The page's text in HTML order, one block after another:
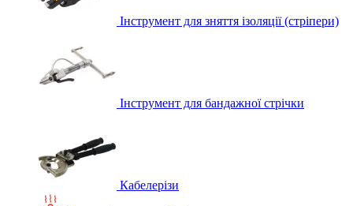
Інструмент для зняття ізоляції (стріпери)
Інструмент для бандажної стрічки
Кабелерізи